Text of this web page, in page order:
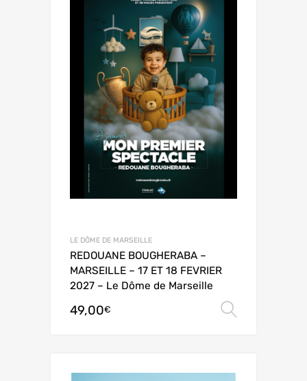
LE DÔME DE MARSEILLE
REDOUANE BOUGHERABA –
MARSEILLE – 17 ET 18 FEVRIER
2027 – Le Dôme de Marseille
49,00€